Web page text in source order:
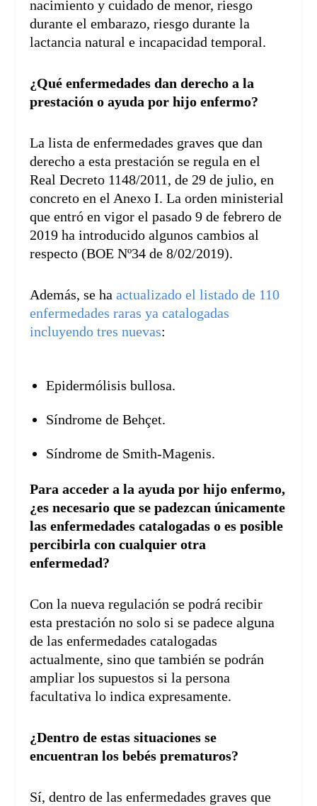
nacimiento y cuidado de menor, riesgo
durante el embarazo, riesgo durante la
lactancia natural e incapacidad temporal.
¿Qué enfermedades dan derecho a la
prestación o ayuda por hijo enfermo?
La lista de enfermedades graves que dan
derecho a esta prestación se regula en el
Real Decreto 1148/2011, de 29 de julio, en
concreto en el Anexo I. La orden ministerial
que entró en vigor el pasado 9 de febrero de
2019 ha introducido algunos cambios al
respecto (BOE Nº34 de 8/02/2019).
Además, se haactualizado el listado de 110
enfermedades raras ya catalogadas
incluyendo tres nuevas:
Epidermólisis bullosa.
Síndrome de Behçet.
Síndrome de Smith-Magenis.
Para acceder a la ayuda por hijo enfermo,
¿es necesario que se padezcan únicamente
las enfermedades catalogadas o es posible
percibirla con cualquier otra
enfermedad?
Con la nueva regulación se podrá recibir
esta prestación no solo si se padece alguna
de las enfermedades catalogadas
actualmente, sino que también se podrán
ampliar los supuestos si la persona
facultativa lo indica expresamente.
¿Dentro de estas situaciones se
encuentran los bebés prematuros?
Sí, dentro de las enfermedades graves que